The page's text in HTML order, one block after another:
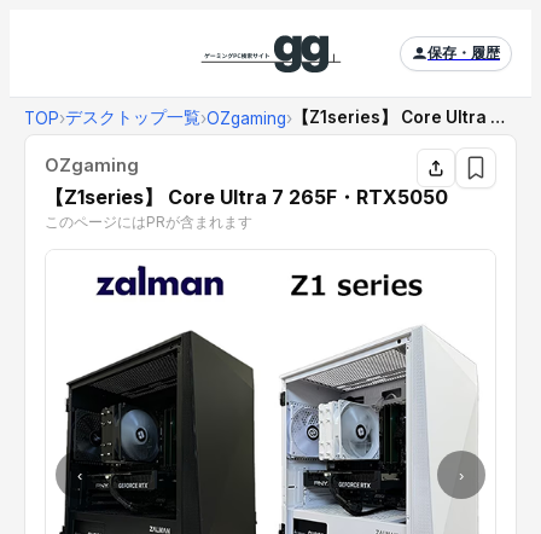
保存・履歴
TOP›デスクトップ一覧›OZgaming› 【Z1series】 Core Ultra 7 2...
OZgaming
【Z1series】 Core Ultra 7 265F・RTX5050
このページにはPRが含まれます
‹ ›